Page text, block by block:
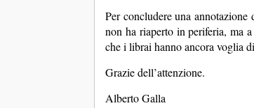
Per concludere una
non ha riaperto in periferia, ma
che i librai hanno ancora voglia
Grazie dell’attenzione.
Alberto Galla